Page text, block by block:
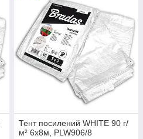
Тент посилений WHITE 90 г/
м² 6х8м, PLW906/8